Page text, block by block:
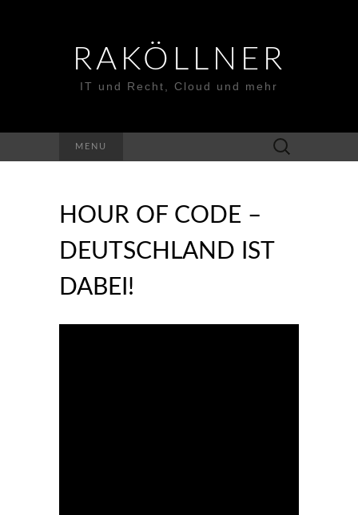
RAKÖLLNER
IT und Recht, Cloud und mehr
MENU
Suchen
nach:
HOUR OF CODE –
DEUTSCHLAND IST
DABEI!